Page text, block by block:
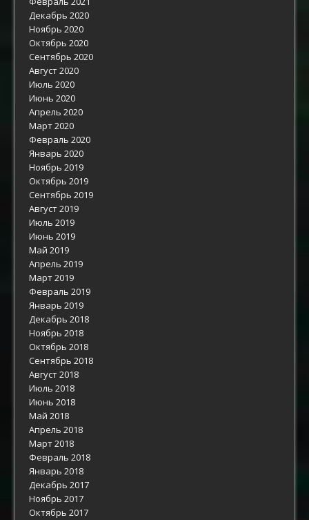
Декабрь 2020
Ноябрь 2020
Октябрь 2020
Сентябрь 2020
Август 2020
Июль 2020
Июнь 2020
Апрель 2020
Март 2020
Февраль 2020
Январь 2020
Ноябрь 2019
Октябрь 2019
Сентябрь 2019
Август 2019
Июль 2019
Июнь 2019
Май 2019
Апрель 2019
Март 2019
Февраль 2019
Январь 2019
Декабрь 2018
Ноябрь 2018
Октябрь 2018
Сентябрь 2018
Август 2018
Июль 2018
Июнь 2018
Май 2018
Апрель 2018
Март 2018
Февраль 2018
Январь 2018
Декабрь 2017
Ноябрь 2017
Октябрь 2017